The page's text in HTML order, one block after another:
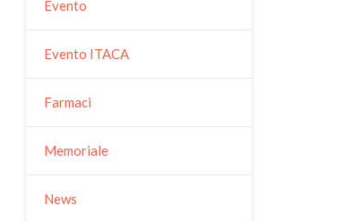
Evento
Evento ITACA
Farmaci
Memoriale
News